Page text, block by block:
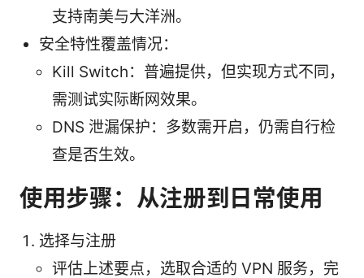
支持南美与大洋洲。
安全特性覆盖情况：
Kill Switch：普遍提供，但实现方式不同，
需测试实际断网效果。
DNS 泄漏保护：多数需开启，仍需自行检
查是否生效。
使用步骤：从注册到日常使用
选择与注册
评估上述要点，选取合适的 VPN 服务，完